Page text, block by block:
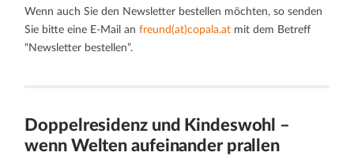
Wenn auch Sie den Newsletter bestellen möchten, so senden
Sie bitte eine E-Mail anfreund(at)copala.at mit dem Betreff
“Newsletter bestellen”.
Doppelresidenz und Kindeswohl –
wenn Welten aufeinander prallen